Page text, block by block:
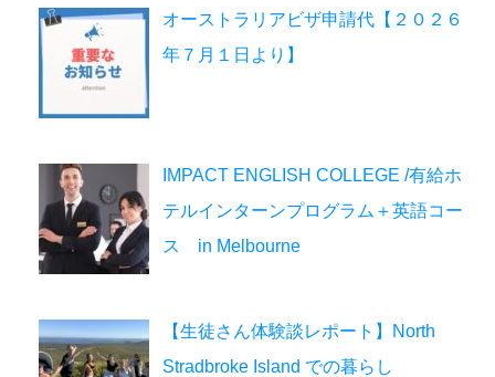
オーストラリアビザ申請代【２０２６
年７月１日より】
IMPACT ENGLISH COLLEGE /有給ホ
テルインターンプログラム＋英語コー
ス in Melbourne
【生徒さん体験談レポート】North
Stradbroke Island での暮らし